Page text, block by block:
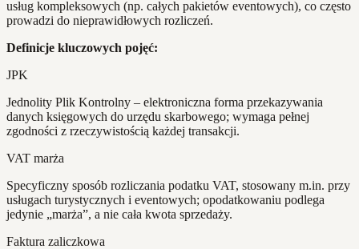
usług kompleksowych (np. całych pakietów eventowych), co często
prowadzi do nieprawidłowych rozliczeń.
Definicje kluczowych pojęć:
JPK
Jednolity Plik Kontrolny – elektroniczna forma przekazywania
danych księgowych do urzędu skarbowego; wymaga pełnej
zgodności z rzeczywistością każdej transakcji.
VAT marża
Specyficzny sposób rozliczania podatku VAT, stosowany m.in. przy
usługach turystycznych i eventowych; opodatkowaniu podlega
jedynie „marża”, a nie cała kwota sprzedaży.
Faktura zaliczkowa